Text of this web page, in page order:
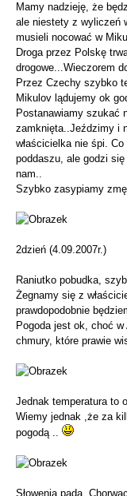
Mamy nadzieję, że
ale niestety z wyliczeń
musieli nocować w
Droga przez Polskę
drogowe...Wieczorem
Przez Czechy szybko
Mikulov lądujemy ok
Postanawiamy szukać
zamknięta..Jeździmy i
właścicielka nie śpi.
poddaszu, ale godzi
nam..
Szybko zasypiamy
2dzień (4.09.2007r.)
Raniutko pobudka,
Żegnamy się z
prawdopodobnie
Pogoda jest ok, choć
chmury, które prawie
Jednak temperatura to
Wiemy jednak ,że za
pogodą ..
Słowenia pada,